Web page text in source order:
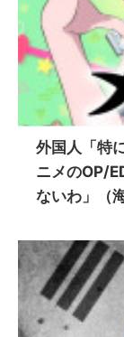
外国人「特
ニメのOP/
ないわ」（